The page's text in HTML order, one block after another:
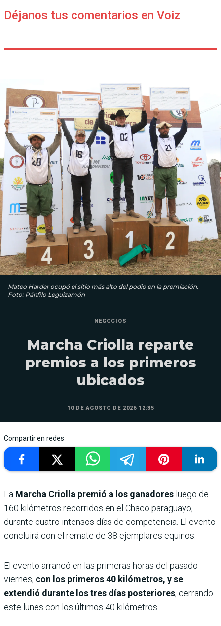
Déjanos tus comentarios en Voiz
Mateo Harder ocupó el sitio más alto del podio en la premiación.
Foto: Pánfilo Leguizamón
NEGOCIOS
Marcha Criolla reparte
premios a los primeros
ubicados
10 DE AGOSTO DE 2026 12:35
Compartir en redes
La Marcha Criolla premió a los ganadores luego de
160 kilómetros recorridos en el Chaco paraguayo,
durante cuatro intensos días de competencia. El evento
concluirá con el remate de 38 ejemplares equinos.
El evento arrancó en las primeras horas del pasado
viernes, con los primeros 40 kilómetros, y se
extendió durante los tres días posteriores, cerrando
este lunes con los últimos 40 kilómetros.